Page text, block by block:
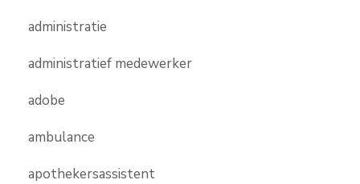
administratie
administratief medewerker
adobe
ambulance
apothekersassistent